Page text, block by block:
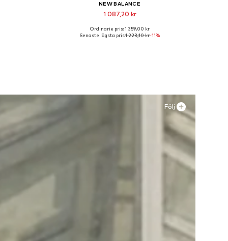
NEW BALANCE
1 087,20 kr
Tillgänglig i många storlekar
Ordinarie pris: 1 359,00 kr
Senaste lägsta pris:1 223,10 kr-11%
Följ